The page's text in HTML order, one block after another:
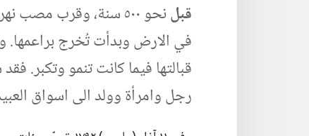
قبل
نحو ٥٠٠ سنة،‏ وقرب
رجل وامرأة وولد الى اسواق